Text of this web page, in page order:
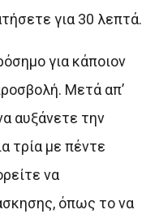
για 30 λεπτά.
για κάποιον
Μετά απ’
αυξάνετε την
τρία με πέντε
να
όπως το να